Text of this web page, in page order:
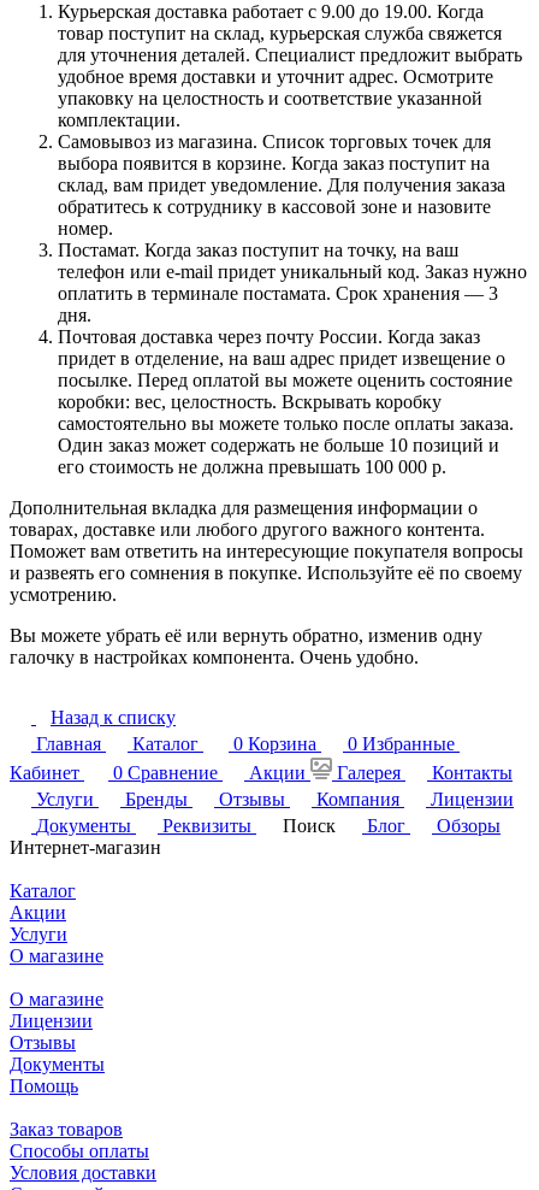
Курьерская доставка работает с 9.00 до 19.00. Когда
товар поступит на склад, курьерская служба свяжется
для уточнения деталей. Специалист предложит выбрать
удобное время доставки и уточнит адрес. Осмотрите
упаковку на целостность и соответствие указанной
комплектации.
Самовывоз из магазина. Список торговых точек для
выбора появится в корзине. Когда заказ поступит на
склад, вам придет уведомление. Для получения заказа
обратитесь к сотруднику в кассовой зоне и назовите
номер.
Постамат. Когда заказ поступит на точку, на ваш
телефон или e-mail придет уникальный код. Заказ нужно
оплатить в терминале постамата. Срок хранения — 3
дня.
Почтовая доставка через почту России. Когда заказ
придет в отделение, на ваш адрес придет извещение о
посылке. Перед оплатой вы можете оценить состояние
коробки: вес, целостность. Вскрывать коробку
самостоятельно вы можете только после оплаты заказа.
Один заказ может содержать не больше 10 позиций и
его стоимость не должна превышать 100 000 р.
Дополнительная вкладка для размещения информации о
товарах, доставке или любого другого важного контента.
Поможет вам ответить на интересующие покупателя вопросы
и развеять его сомнения в покупке. Используйте её по своему
усмотрению.
Вы можете убрать её или вернуть обратно, изменив одну
галочку в настройках компонента. Очень удобно.
Назад к списку
Главная
Каталог 0 Корзина 0 Избранные
Кабинет
0 Сравнение Акции Галерея
Контакты
Услуги
Бренды Отзывы Компания
Лицензии
Документы
Реквизиты Поиск Блог
Обзоры
Интернет-магазин
Каталог
Акции
Услуги
О магазине
О магазине
Лицензии
Отзывы
Документы
Помощь
Заказ товаров
Способы оплаты
Условия доставки